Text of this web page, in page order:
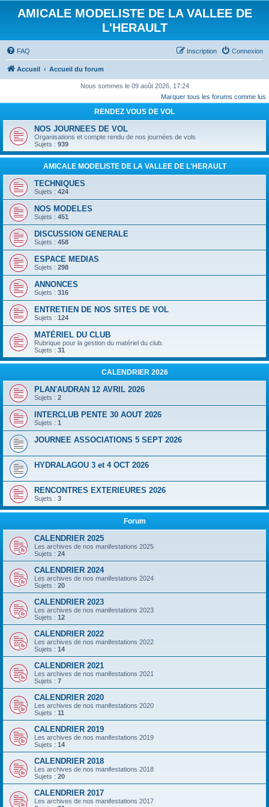
AMICALE MODELISTE DE LA VALLEE DE
L'HERAULT
FAQ Connexion
Inscription
Accueil Accueil du forum
Nous sommes le 09 août 2026, 17:24
Marquer tous les forums comme lus
RENDEZ VOUS DE VOL
NOS JOURNEES DE VOL
Organisations et compte rendu de nos journées de vols
Sujets : 939
AMICALE MODELISTE DE LA VALLEE DE L'HERAULT
TECHNIQUES
Sujets : 424
NOS MODELES
Sujets : 451
DISCUSSION GENERALE
Sujets : 458
ESPACE MEDIAS
Sujets : 298
ANNONCES
Sujets : 316
ENTRETIEN DE NOS SITES DE VOL
Sujets : 124
MATÉRIEL DU CLUB
Rubrique pour la gestion du matériel du club.
Sujets : 31
CALENDRIER 2026
PLAN'AUDRAN 12 AVRIL 2026
Sujets : 2
INTERCLUB PENTE 30 AOUT 2026
Sujets : 1
JOURNEE ASSOCIATIONS 5 SEPT 2026
HYDRALAGOU 3 et 4 OCT 2026
RENCONTRES EXTERIEURES 2026
Sujets : 3
Forum
CALENDRIER 2025
Les archives de nos manifestations 2025
Sujets : 24
CALENDRIER 2024
Les archives de nos manifestations 2024
Sujets : 20
CALENDRIER 2023
Les archives de nos manifestations 2023
Sujets : 12
CALENDRIER 2022
Les archives de nos manifestations 2022
Sujets : 14
CALENDRIER 2021
Les archives de nos manifestations 2021
Sujets : 7
CALENDRIER 2020
Les archives de nos manifestations 2020
Sujets : 11
CALENDRIER 2019
Les archives de nos manifestations 2019
Sujets : 14
CALENDRIER 2018
Les archives de nos manifestations 2018
Sujets : 20
CALENDRIER 2017
Les archives de nos manifestations 2017